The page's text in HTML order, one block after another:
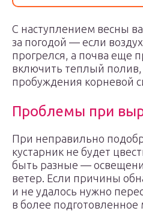
С наступлением весны
за погодой — если
прогрелся, а почва еще
включить теплый полив,
пробуждения корневой
Проблемы при
При неправильно
кустарник не будет
быть разные —
ветер. Если причины
и не удалось нужно
в более подготовленное